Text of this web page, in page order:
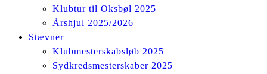
Klubtur til Oksbøl 2025
Årshjul 2025/2026
Stævner
Klubmesterskabsløb 2025
Sydkredsmesterskaber 2025